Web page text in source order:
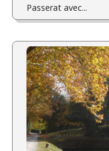
Passerat avec...